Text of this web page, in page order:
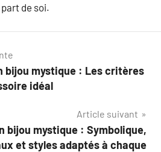
de soi.
bijou mystique : Les critères
idéal
Article suivant
bijou mystique : Symbolique,
et styles adaptés à chaque